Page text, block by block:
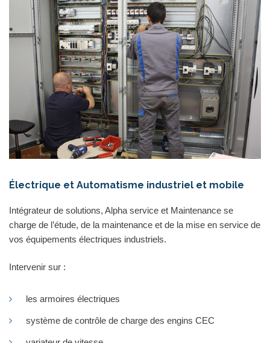
Électrique et Automatisme industriel et mobile
Intégrateur de solutions, Alpha service et Maintenance se
charge de l’étude, de la maintenance et de la mise en service de
vos équipements électriques industriels.
Intervenir sur :
les armoires électriques
système de contrôle de charge des engins CEC